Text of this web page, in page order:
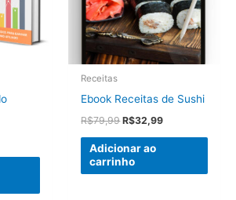
Receitas
Ebook Receitas de Sushi
R$79,99O
original
era:
R$79,99.
R$32,99O
Adicionar ao
carrinho